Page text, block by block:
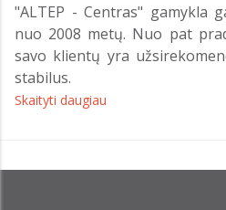
"ALTEP - Centras" gamykla
nuo 2008 metų. Nuo pat
savo klientų yra
stabilus.
Skaityti daugiau